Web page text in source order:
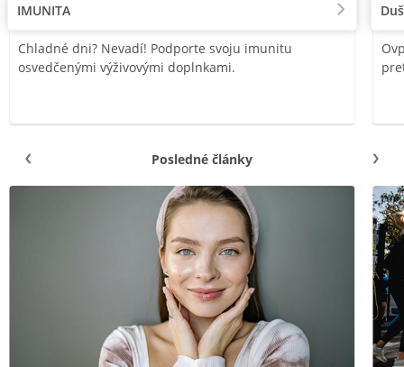
IMUNITA
Chladné dni? Nevadí! Podporte svoju imunitu
osvedčenými výživovými doplnkami.
Posledné články